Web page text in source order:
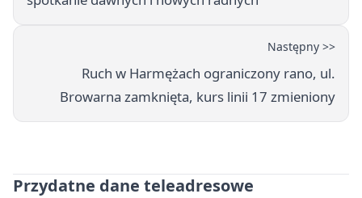
Następny >>
Ruch w Harmężach ograniczony rano, ul.
Browarna zamknięta, kurs linii 17 zmieniony
Przydatne dane teleadresowe